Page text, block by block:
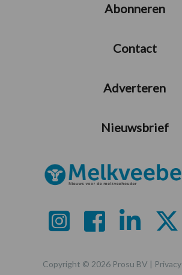
Abonneren
Contact
Adverteren
Nieuwsbrief
Copyright © 2026 Prosu BV | Privacy